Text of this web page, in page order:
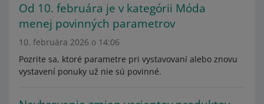
Od 10. februára je v kategórii Móda
menej povinných parametrov
10. februára 2026 o 14:06
Pozrite sa, ktoré parametre pri vystavovaní alebo znovu
vystavení ponuky už nie sú povinné.